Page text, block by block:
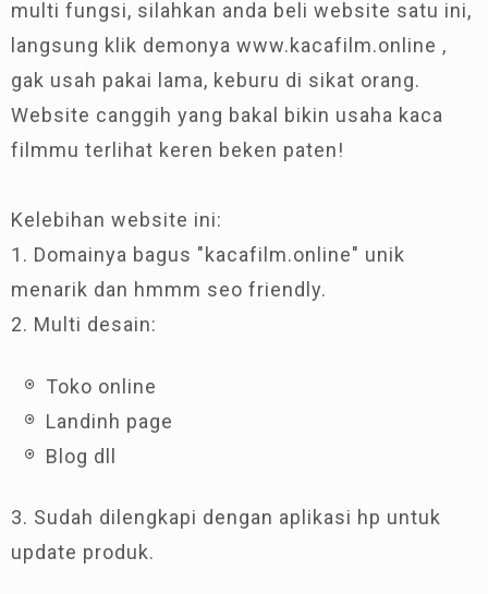
multi fungsi, silahkan anda beli website satu ini,
langsung klik demonya www.kacafilm.online ,
gak usah pakai lama, keburu di sikat orang.
Website canggih yang bakal bikin usaha kaca
filmmu terlihat keren beken paten!
Kelebihan website ini:
1. Domainya bagus "kacafilm.online" unik
menarik dan hmmm seo friendly.
2. Multi desain:
Toko online
Landinh page
Blog dll
3. Sudah dilengkapi dengan aplikasi hp untuk
update produk.